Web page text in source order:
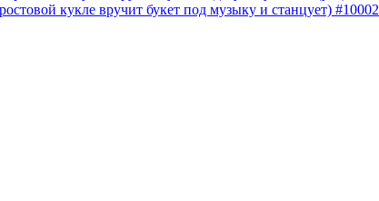
кукле вручит букет под музыку и станцует) #10002